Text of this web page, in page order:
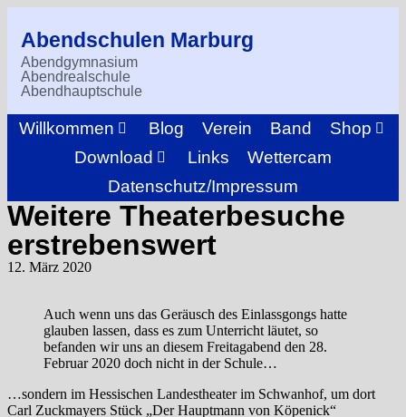
Abendschulen Marburg
Abendgymnasium
Abendrealschule
Abendhauptschule
Willkommen Blog Verein Band
Shop
Download
Links
Wettercam
Datenschutz/Impressum
Weitere Theaterbesuche
erstrebenswert
12. März 2020
Auch wenn uns das Geräusch des Einlassgongs hatte
glauben lassen, dass es zum Unterricht läutet, so
befanden wir uns an diesem Freitagabend den 28.
Februar 2020 doch nicht in der Schule…
…sondern im Hessischen Landestheater im Schwanhof, um dort
Carl Zuckmayers Stück „Der Hauptmann von Köpenick“